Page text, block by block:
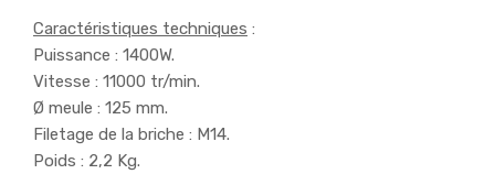
Caractéristiques techniques :
Puissance : 1400W.
Vitesse : 11000 tr/min.
Ø meule : 125 mm.
Filetage de la briche : M14.
Poids : 2,2 Kg.